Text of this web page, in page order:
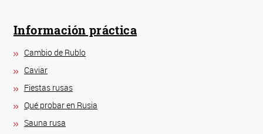
Información práctica
Cambio de Rublo
Caviar
Fiestas rusas
Qué probar en Rusia
Sauna rusa